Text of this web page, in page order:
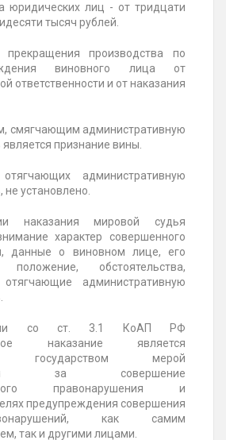
юридических лиц - от тридцати
тысяч рублей.
производства по
виновного лица от
ответственности и от наказания
смягчающим административную
является признание вины.
отягчающих административную
не установлено.
наказания мировой судья
характер совершенного
данные о виновном лице, его
положение, обстоятельства,
административную
со ст. 3.1 КоАП РФ
наказание является
государством мерой
за совершение
правонарушения и
предупреждения совершения
как самим
так и другими лицами.